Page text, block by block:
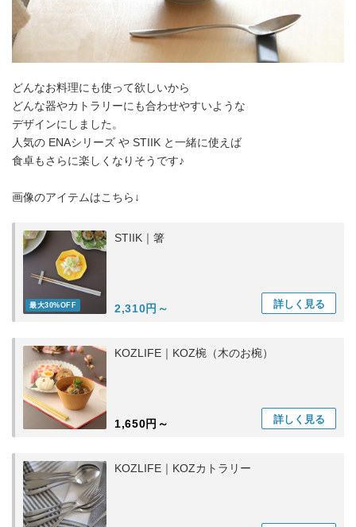
どんなお料理にも使って欲しいから
どんな器やカトラリーにも合わせやすいような
デザインにしました。
人気の ENAシリーズ や STIIK と一緒に使えば
食卓もさらに楽しくなりそうです♪
画像のアイテムはこちら↓
最大30%OFF
STIIK｜箸
2,310円～ 詳しく 見る
KOZLIFE｜KOZ椀（木のお椀）
1,650円～ 詳しく 見る
KOZLIFE｜KOZカトラリー